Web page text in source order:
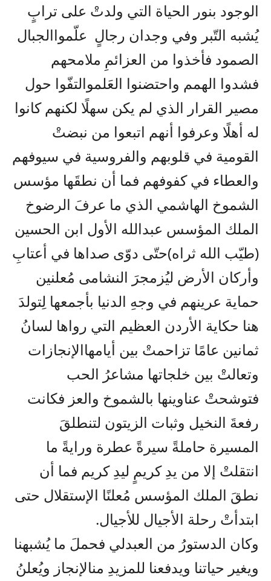
الوجود بنور الحياة التي ولدتْ على ترابٍ
يُشبه التّبر وفي وجدان رجالٍ علّمواالجبال
الصمود فأخذوا من العزائمِ ملامحهم
فشدوا الهمم واحتضنوا العَلموالتفّوا حول
مصير القرار الذي لم يكن سهلًا لكنهم كانوا
له أهلًا وعرفوا أنهم اتبعوا من نبضتْ
القومية في قلوبهم والفروسية في سيوفهم
والعطاء في كفوفهم فما أن نطقَها مؤسس
الشموخ الهاشمي الذي ما عرفَ الرضوخ
الملك المؤسس عبدالله الأول ابن الحسين
(طيّب الله ثراه)حتّى دوّى صداها في أعتابِ
وأركان الأرض ليُزمجرَ النشامى مُعلنين
حماية عرينهم في وجهِ الدنيا بأجمعها لِتولدَ
هنا حكاية الأردن العظيم التي رواها لسانُ
ثمانين عامًا تزاحمتْ بين أيامهاالإنجازات
وتعالتْ بين خلجاتها مشاعرُ الحب
فتوشحتْ عناوينها بالشموخ والعز فكانت
رفعةَ النخيل وثبات الزيتون لتنطلقَ
المسيرة حاملةً سيرةً عطرة ورايةً ما
انتقلتْ إلا من يدِ كريمٍ ليدِ كريم فما أن
نطقَ الملك المؤسس مُعلنًا الإستقلال حتى
ابتدأتْ رحلة الأجيال للأجيال.
وكان الدستورُ من العبدلي فحملَ ما يُشبهنا
ويغير حياتنا ويدفعنا للمزيدِ منالإنجاز ويُعلنُ